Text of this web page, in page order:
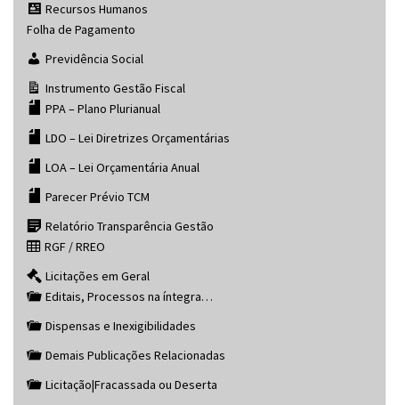
Recursos Humanos
Folha de Pagamento
Previdência Social
Instrumento Gestão Fiscal
PPA – Plano Plurianual
LDO – Lei Diretrizes Orçamentárias
LOA – Lei Orçamentária Anual
Parecer Prévio TCM
Relatório Transparência Gestão
RGF / RREO
Licitações em Geral
Editais, Processos na íntegra…
Dispensas e Inexigibilidades
Demais Publicações Relacionadas
Licitação|Fracassada ou Deserta